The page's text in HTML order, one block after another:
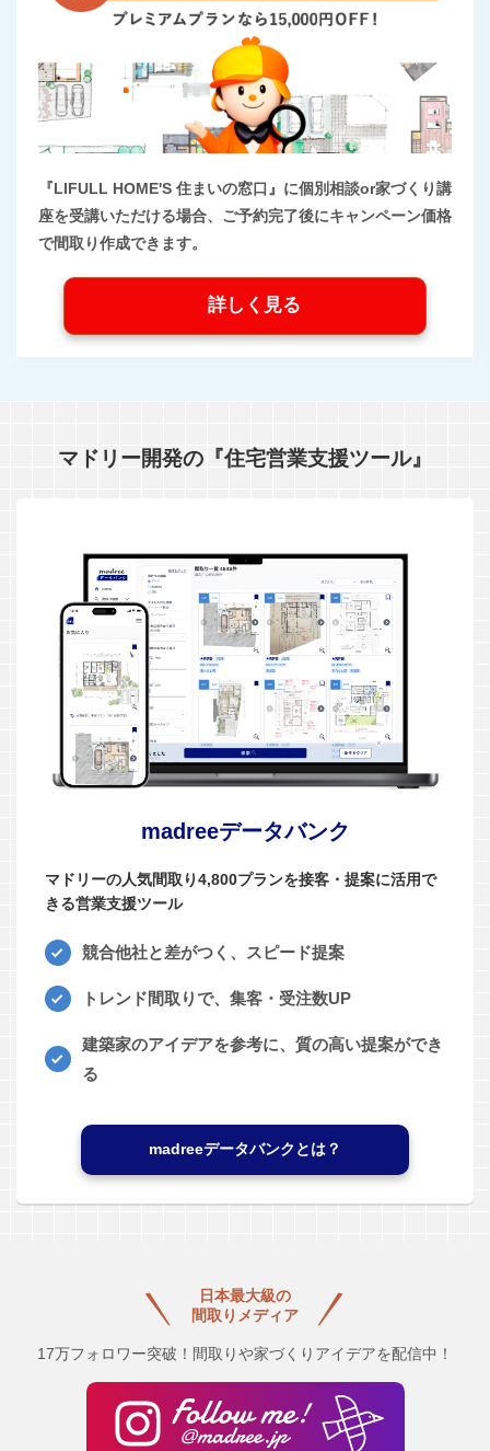
『LIFULL HOME'S 住まいの窓口』に個別相談or家づくり講
座を受講いただける場合、ご予約完了後にキャンペーン価格
で間取り作成できます。
詳しく見る
マドリー開発の『住宅営業支援ツール』
madreeデータバンク
マドリーの人気間取り4,800プランを接客・提案に活用で
きる営業支援ツール
競合他社と差がつく、スピード提案
トレンド間取りで、集客・受注数UP
建築家のアイデアを参考に、質の高い提案ができ
る
madreeデータバンクとは？
日本最大級の
間取りメディア
17万フォロワー突破！間取りや家づくりアイデアを配信中！